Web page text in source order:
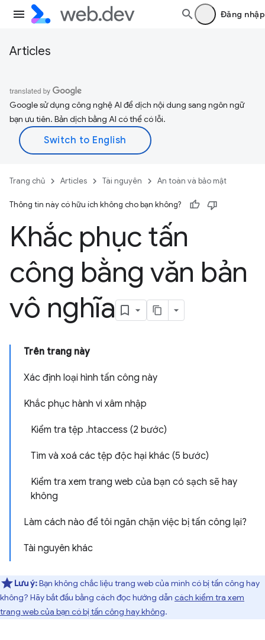
Đăng nhập
Articles
Google sử dụng công nghệ AI để dịch nội dung sang ngôn ngữ
bạn ưu tiên. Bản dịch bằng AI có thể có lỗi.
Trang chủ Articles Tài nguyên An toàn và bảo mật
Thông tin này có hữu ích không cho bạn không?
Khắc phục tấn
công bằng văn bản
vô nghĩa
Trên trang này
Xác định loại hình tấn công này
Khắc phục hành vi xâm nhập
Kiểm tra tệp .htaccess (2 bước)
Tìm và xoá các tệp độc hại khác (5 bước)
Kiểm tra xem trang web của bạn có sạch sẽ hay
không
Làm cách nào để tôi ngăn chặn việc bị tấn công lại?
Tài nguyên khác
Lưu ý:Bạn không chắc liệu trang web của mình có bị tấn công hay
không? Hãy bắt đầu bằng cách đọc hướng dẫn cách kiểm tra xem
trang web của bạn có bị tấn công hay không.